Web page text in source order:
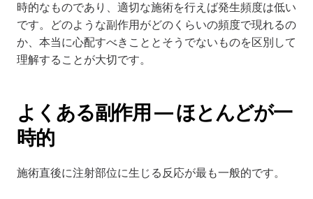
時的なものであり、適切な施術を行えば発生頻度は低い
です。どのような副作用がどのくらいの頻度で現れるの
か、本当に心配すべきこととそうでないものを区別して
理解することが大切です。
よくある副作用 — ほとんどが一
時的
施術直後に注射部位に生じる反応が最も一般的です。